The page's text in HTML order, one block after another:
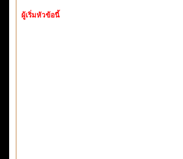
ผู้เริ่มหัวข้อนี้